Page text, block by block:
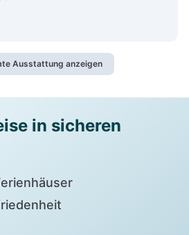
Ausstattung anzeigen
in sicheren